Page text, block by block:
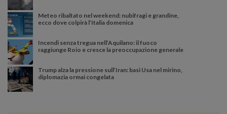
Meteo ribaltato nel weekend: nubifragi e grandine,
ecco dove colpirà l’Italia domenica
Incendi senza tregua nell’Aquilano: il fuoco
raggiunge Roio e cresce la preoccupazione generale
Trump alza la pressione sull’Iran: basi Usa nel mirino,
diplomazia ormai congelata